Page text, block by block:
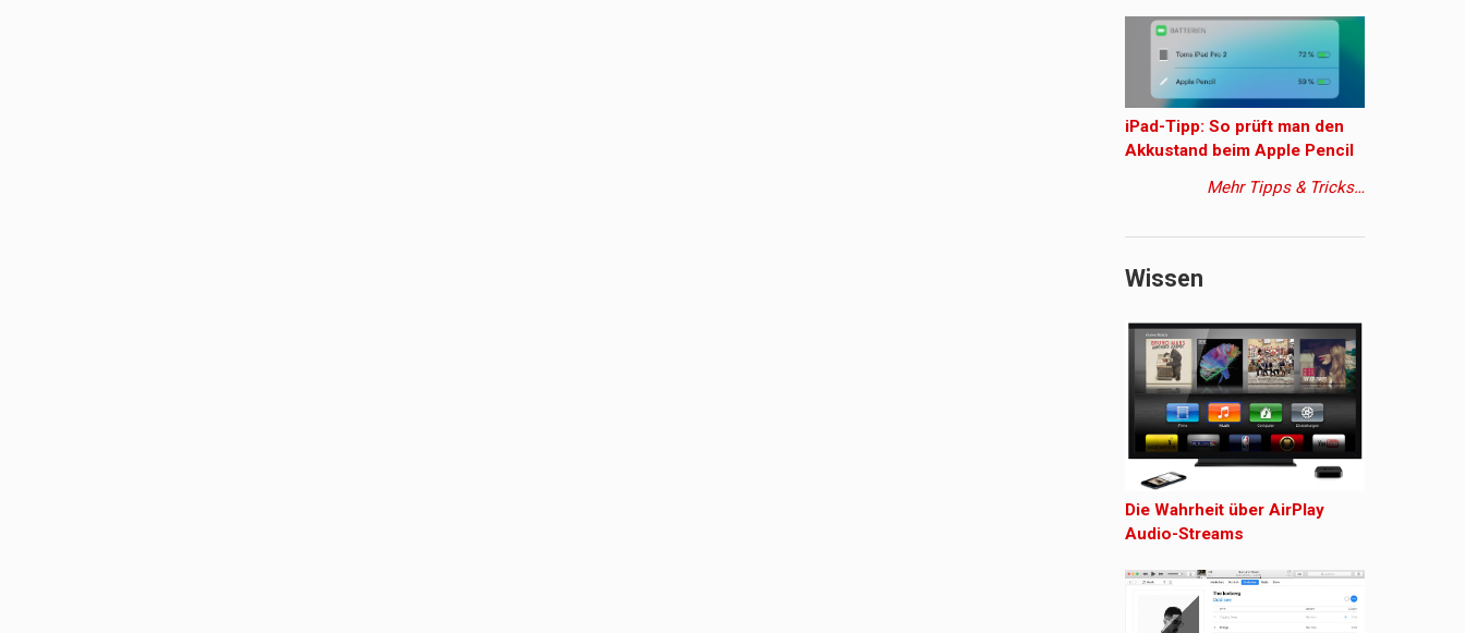
iPad-Tipp: So prüft man den
Akkustand beim Apple Pencil
Mehr Tipps & Tricks…
Wissen
Die Wahrheit über AirPlay
Audio-Streams